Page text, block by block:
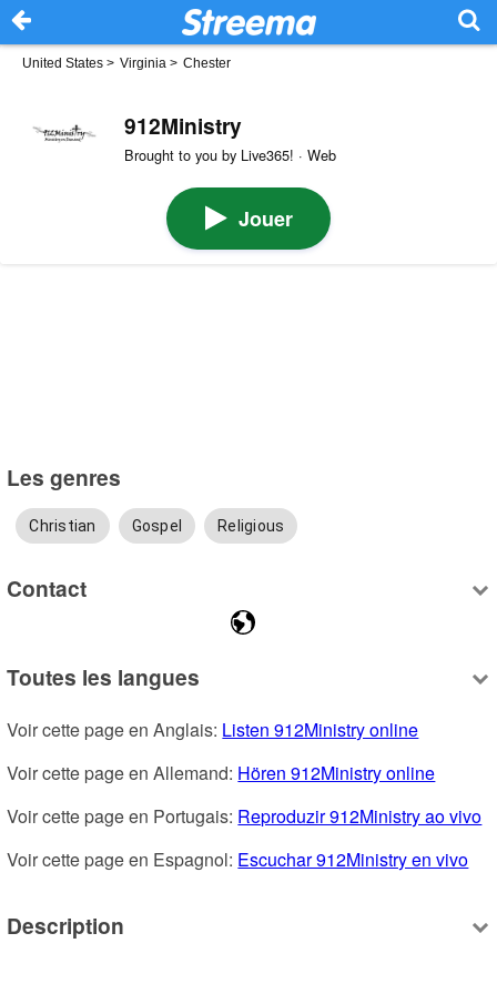
United States > Virginia > Chester
912Ministry
Brought to you by Live365! · Web
Jouer
Les genres
Christian Gospel Religious
Contact
Toutes les langues
Voir cette page en Anglais: Listen 912Ministry online
Voir cette page en Allemand: Hören 912Ministry online
Voir cette page en Portugais: Reproduzir 912Ministry ao vivo
Voir cette page en Espagnol: Escuchar 912Ministry en vivo
Description